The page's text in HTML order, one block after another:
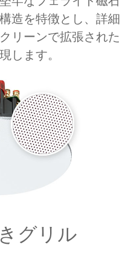
造を特徴とし、詳細
リーンで拡張された
します。
グリル